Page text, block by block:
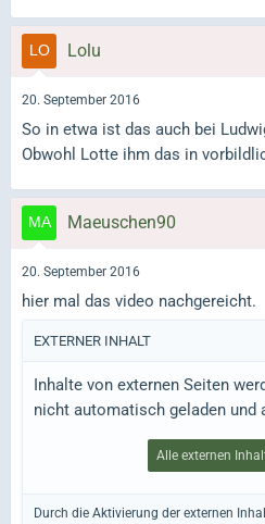
Lolu
20. September 2016
So in etwa ist das auch bei
Obwohl Lotte ihm das in
Maeuschen90
20. September 2016
hier mal das video nachgereicht.
EXTERNER INHALT
Inhalte von externen Seiten
nicht automatisch geladen und
Alle externen
Durch die Aktivierung der externen